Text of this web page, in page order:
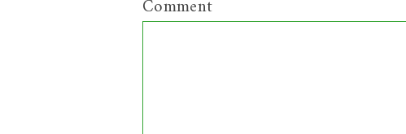
Comment